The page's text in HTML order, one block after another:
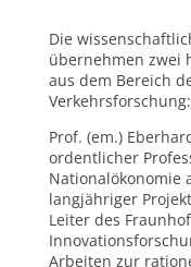
Die
übernehmen zwei
aus dem Bereich
Verkehrsforschung:
Prof. (em.)
ordentlicher
Nationalökonomie
langjähriger
Leiter des
Arbeiten zur